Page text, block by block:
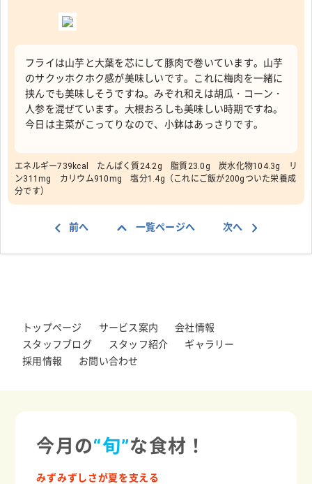
フライは山芋と大葉を芯にして豚肉で巻いています。山芋
のサクッホクホク感が美味しいです。これに梅肉を一緒に
挟んでも美味しそうですね。みぞれ和えは胡瓜・コーン・
人参を混ぜています。大根おろしも美味しい時期ですね。
今日は主菜がこってりなので、小鉢はあっさりです。
エネルギー739kcal たんぱく質24.2g 脂質23.0g 炭水化物104.3g リ
ン311mg カリウム910mg 塩分1.4g（これにご飯が200gついた栄養成
分です）
前へ 一覧ページへ 次へ
トップページ サービス案内
会社情報
スタッフブログ
スタッフ紹介
ギャラリー
採用情報
お問い合わせ
今月の“旬”な食材！
みずみずしさが夏を支える